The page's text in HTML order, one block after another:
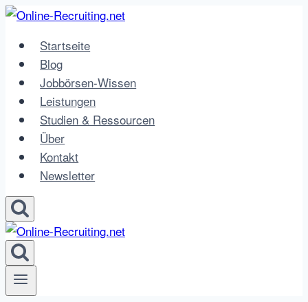
Zum
springenStartseite
Blog
Jobbörsen-Wissen
Leistungen
Studien & Ressourcen
Über
Kontakt
Newsletter